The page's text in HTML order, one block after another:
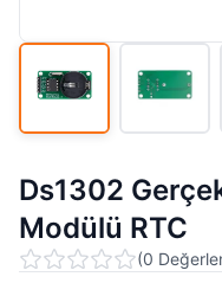
Ds1302
Modülü RTC
(0